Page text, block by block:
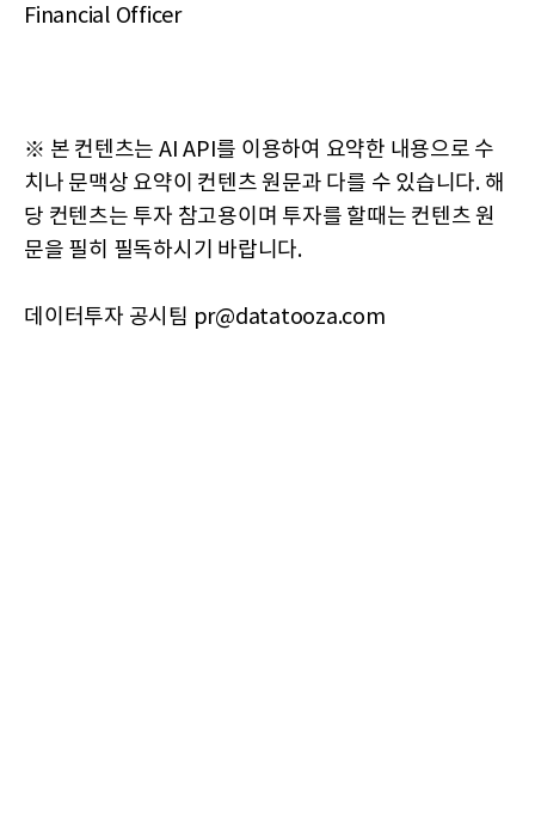
Financial Officer
※ 본 컨텐츠는 AI API를 이용하여 요약한 내용으로 수
치나 문맥상 요약이 컨텐츠 원문과 다를 수 있습니다. 해
당 컨텐츠는 투자 참고용이며 투자를 할때는 컨텐츠 원
문을 필히 필독하시기 바랍니다.
데이터투자 공시팀 pr@datatooza.com